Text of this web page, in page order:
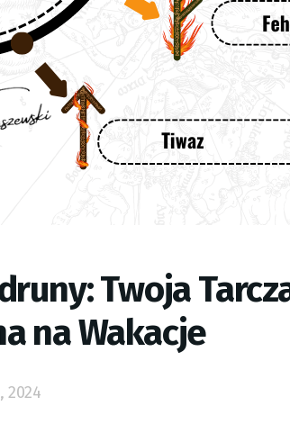
Twoja
na Wakacje
2024